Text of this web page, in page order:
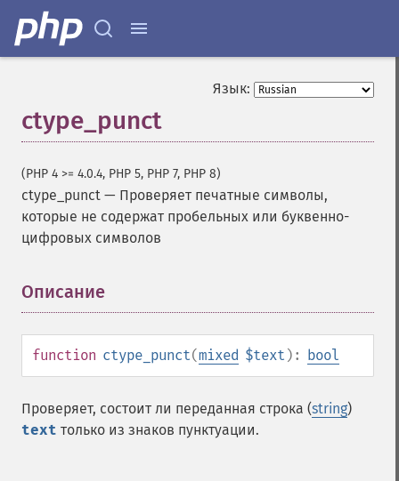
Язык:
ctype_punct
(PHP 4 >= 4.0.4, PHP 5, PHP 7, PHP 8)
ctype_punct — Проверяет печатные символы,
которые не содержат пробельных или буквенно-
цифровых символов
Описание
function ctype_punct(mixed $text ): bool
Проверяет, состоит ли переданная строка (string)
text только из знаков пунктуации.